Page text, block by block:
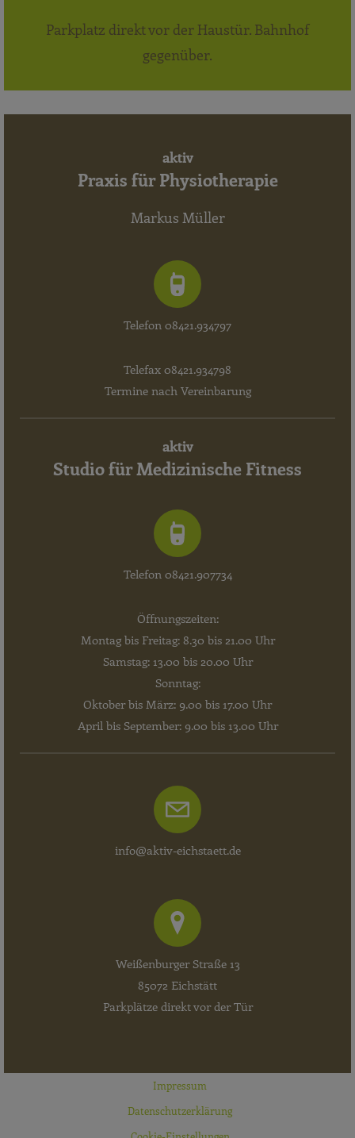
Parkplatz direkt vor der Haustür. Bahnhof
gegenüber.
aktiv
Praxis für Physiotherapie
Markus Müller
Telefon 08421.934797
Telefax 08421.934798
Termine nach Vereinbarung
aktiv
Studio für Medizinische Fitness
Telefon 08421.907734
Öffnungszeiten:
Montag bis Freitag: 8.30 bis 21.00 Uhr
Samstag: 13.00 bis 20.00 Uhr
Sonntag:
Oktober bis März: 9.00 bis 17.00 Uhr
April bis September: 9.00 bis 13.00 Uhr
info@aktiv-eichstaett.de
Weißenburger Straße 13
85072 Eichstätt
Parkplätze direkt vor der Tür
Impressum
Datenschutzerklärung